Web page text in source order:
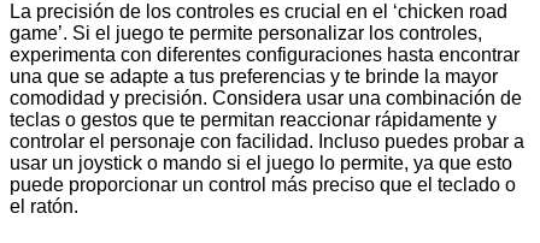
La precisión de los controles es crucial en el ‘chicken road
game’. Si el juego te permite personalizar los controles,
experimenta con diferentes configuraciones hasta encontrar
una que se adapte a tus preferencias y te brinde la mayor
comodidad y precisión. Considera usar una combinación de
teclas o gestos que te permitan reaccionar rápidamente y
controlar el personaje con facilidad. Incluso puedes probar a
usar un joystick o mando si el juego lo permite, ya que esto
puede proporcionar un control más preciso que el teclado o
el ratón.